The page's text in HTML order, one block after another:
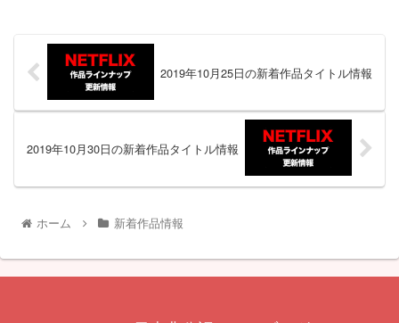
2019年10月25日の新着作品タイトル情報
2019年10月30日の新着作品タイトル情報
ホーム 新着作品情報